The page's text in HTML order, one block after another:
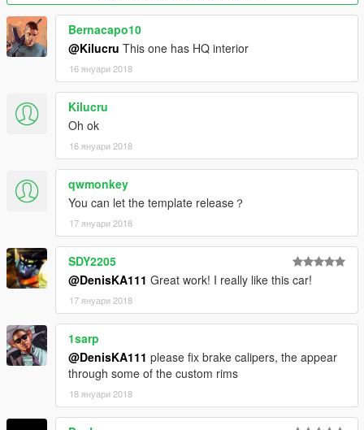
Bernacapo10
@Kilucru This one has HQ interior
16 януари 2018
Kilucru
Oh ok
16 януари 2018
qwmonkey
You can let the template release？
17 януари 2018
SDY2205
@DenisKA111 Great work! I really like this car!
17 януари 2018
1sarp
@DenisKA111 please fix brake calipers, the appear
through some of the custom rims
18 януари 2018